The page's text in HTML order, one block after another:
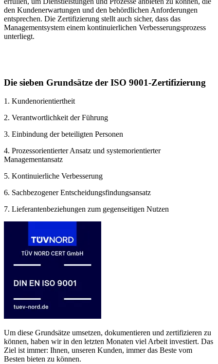
den Kundenerwartungen und den behördlichen Anforderungen
entsprechen. Die Zertifizierung stellt auch sicher, dass das
Managementsystem einem kontinuierlichen Verbesserungsprozess
unterliegt.
Die sieben Grundsätze der ISO 9001-Zertifizierung
1. Kundenorientiertheit
2. Verantwortlichkeit der Führung
3. Einbindung der beteiligten Personen
4. Prozessorientierter Ansatz und systemorientierter
Managementansatz
5. Kontinuierliche Verbesserung
6. Sachbezogener Entscheidungsfindungsansatz
7. Lieferantenbeziehungen zum gegenseitigen Nutzen
Um diese Grundsätze umsetzen, dokumentieren und zertifizieren zu
können, haben wir in den letzten Monaten viel Arbeit investiert. Das
Ziel ist immer: Ihnen, unseren Kunden, immer das Beste vom
Besten bieten zu können.